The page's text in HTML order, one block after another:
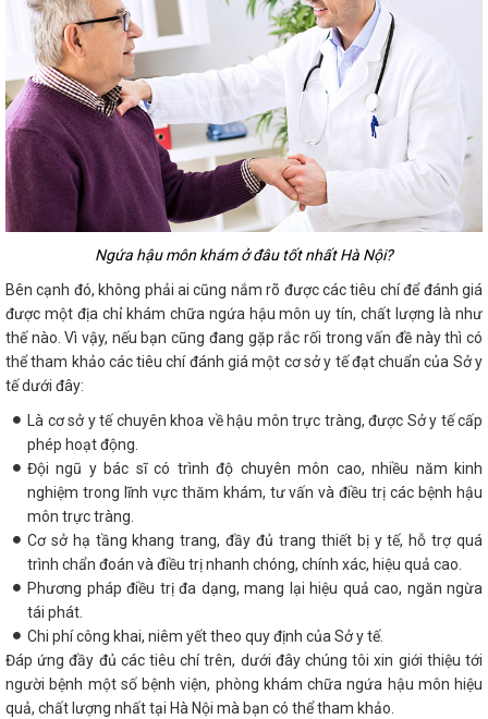
Ngứa hậu môn khám ở đâu tốt nhất Hà Nội?
Bên cạnh đó, không phải ai cũng nắm rõ được các tiêu chí để đánh giá
được một địa chỉ khám chữa ngứa hậu môn uy tín, chất lượng là như
thế nào. Vì vậy, nếu bạn cũng đang gặp rắc rối trong vấn đề này thì có
thể tham khảo các tiêu chí đánh giá một cơ sở y tế đạt chuẩn của Sở y
tế dưới đây:
Là cơ sở y tế chuyên khoa về hậu môn trực tràng, được Sở y tế cấp
phép hoạt động.
Đội ngũ y bác sĩ có trình độ chuyên môn cao, nhiều năm kinh
nghiệm trong lĩnh vực thăm khám, tư vấn và điều trị các bệnh hậu
môn trực tràng.
Cơ sở hạ tầng khang trang, đầy đủ trang thiết bị y tế, hỗ trợ quá
trình chẩn đoán và điều trị nhanh chóng, chính xác, hiệu quả cao.
Phương pháp điều trị đa dạng, mang lại hiệu quả cao, ngăn ngừa
tái phát.
Chi phí công khai, niêm yết theo quy định của Sở y tế.
Đáp ứng đầy đủ các tiêu chí trên, dưới đây chúng tôi xin giới thiệu tới
người bệnh một số bệnh viện, phòng khám chữa ngứa hậu môn hiệu
quả, chất lượng nhất tại Hà Nội mà bạn có thể tham khảo.